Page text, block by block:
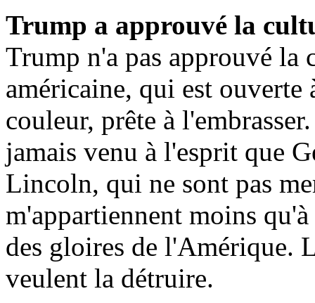
Trump a approuvé la
Trump n'a pas approuvé la
américaine, qui est ouverte
couleur, prête à
jamais venu à l'esprit que
Lincoln, qui ne sont pas
m'appartiennent moins
des gloires de l'Amérique.
veulent la détruire.